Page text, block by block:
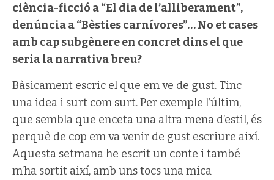
ciència-ficció a “El dia de l’alliberament”,
denúncia a “Bèsties carnívores”… No et cases
amb cap subgènere en concret dins el que
seria la narrativa breu?
Bàsicament escric el que em ve de gust. Tinc
una idea i surt com surt. Per exemple l’últim,
que sembla que enceta una altra mena d’estil, és
perquè de cop em va venir de gust escriure així.
Aquesta setmana he escrit un conte i també
m’ha sortit així, amb uns tocs una mica